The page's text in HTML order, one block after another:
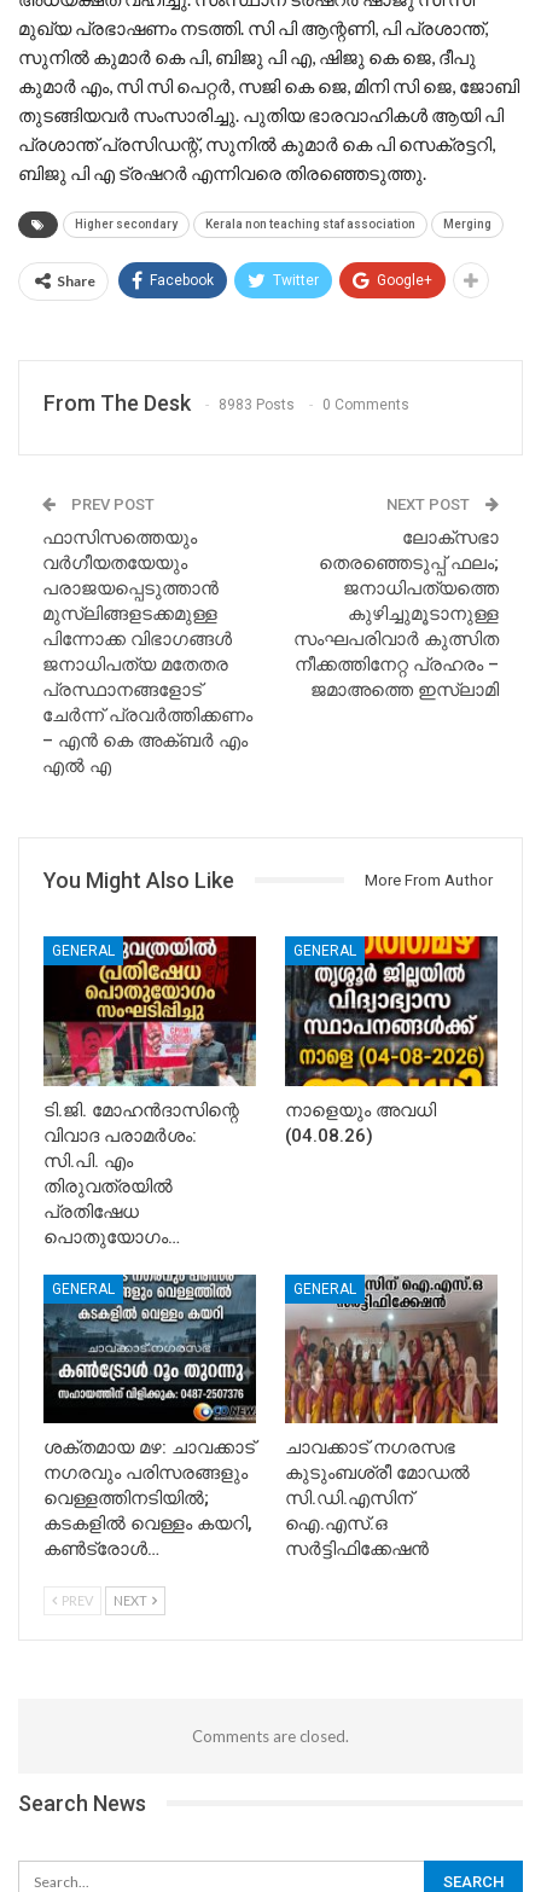
മുഖ്യ പ്രഭാഷണം നടത്തി. സി പി ആന്റണി, പി പ്രശാന്ത്,
സുനിൽ കുമാർ കെ പി, ബിജു പി എ, ഷിജു കെ ജെ, ദീപു
കുമാർ എം, സി സി പെറ്റർ, സജി കെ ജെ, മിനി സി ജെ, ജോബി
തുടങ്ങിയവർ സംസാരിച്ചു. പുതിയ ഭാരവാഹികൾ ആയി പി
പ്രശാന്ത് പ്രസിഡന്റ്‌, സുനിൽ കുമാർ കെ പി സെക്രട്ടറി,
ബിജു പി എ ട്രഷറർ എന്നിവരെ തിരഞ്ഞെടുത്തു.
Higher secondary Kerala non teaching staf association Merging
Share Facebook Twitter Google+
From The Desk 8983 Posts 0 Comments
PREV POST
ഫാസിസത്തെയും
വർഗീയതയേയും
പരാജയപ്പെടുത്താൻ
മുസ്ലിങ്ങളടക്കമുള്ള
പിന്നോക്ക വിഭാഗങ്ങൾ
ജനാധിപത്യ മതേതര
പ്രസ്ഥാനങ്ങളോട്
ചേർന്ന് പ്രവർത്തിക്കണം
– എൻ കെ അക്ബർ എം
എൽ എ
NEXT POST
ലോക്‌സഭാ
തെരഞ്ഞെടുപ്പ് ഫലം;
ജനാധിപത്യത്തെ
കുഴിച്ചുമൂടാനുള്ള
സംഘപരിവാർ കുത്സിത
നീക്കത്തിനേറ്റ പ്രഹരം –
ജമാഅത്തെ ഇസ്ലാമി
You Might Also Like More From Author
GENERAL
ടി.ജി. മോഹൻദാസിന്റെ
വിവാദ പരാമർശം:
സി.പി. എം
തിരുവത്രയിൽ
പ്രതിഷേധ
പൊതുയോഗം…
GENERAL
നാളെയും അവധി
(04.08.26)
GENERAL
ശക്തമായ മഴ: ചാവക്കാട്
നഗരവും പരിസരങ്ങളും
വെള്ളത്തിനടിയിൽ;
കടകളിൽ വെള്ളം കയറി,
കൺട്രോൾ…
GENERAL
ചാവക്കാട് നഗരസഭ
കുടുംബശ്രീ മോഡൽ
സി.ഡി.എസിന്
ഐ.എസ്.ഒ
സർട്ടിഫിക്കേഷൻ
PREV NEXT
Comments are closed.
Search News